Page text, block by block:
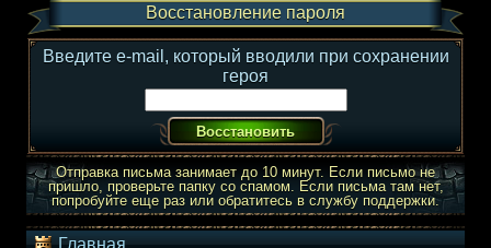
Восстановление пароля
Введите e-mail, который вводили при сохранении
героя
Отправка письма занимает до 10 минут. Если письмо не
пришло, проверьте папку со спамом. Если письма там нет,
попробуйте еще раз или обратитесь в службу поддержки.